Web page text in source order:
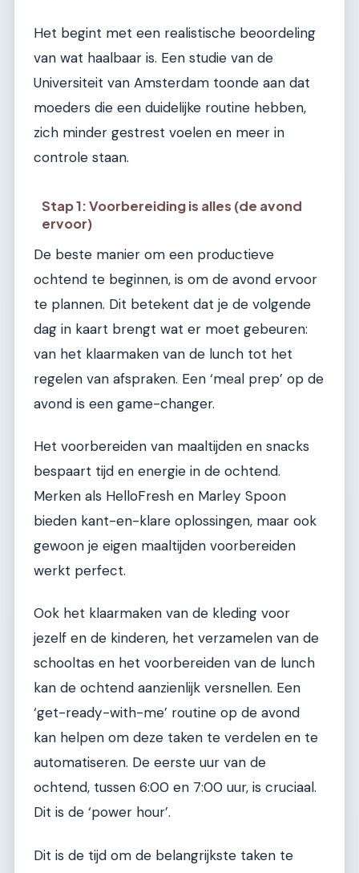
Het begint met een realistische beoordeling
van wat haalbaar is. Een studie van de
Universiteit van Amsterdam toonde aan dat
moeders die een duidelijke routine hebben,
zich minder gestrest voelen en meer in
controle staan.
Stap 1: Voorbereiding is alles (de avond
ervoor)
De beste manier om een productieve
ochtend te beginnen, is om de avond ervoor
te plannen. Dit betekent dat je de volgende
dag in kaart brengt wat er moet gebeuren:
van het klaarmaken van de lunch tot het
regelen van afspraken. Een ‘meal prep’ op de
avond is een game-changer.
Het voorbereiden van maaltijden en snacks
bespaart tijd en energie in de ochtend.
Merken als HelloFresh en Marley Spoon
bieden kant-en-klare oplossingen, maar ook
gewoon je eigen maaltijden voorbereiden
werkt perfect.
Ook het klaarmaken van de kleding voor
jezelf en de kinderen, het verzamelen van de
schooltas en het voorbereiden van de lunch
kan de ochtend aanzienlijk versnellen. Een
‘get-ready-with-me’ routine op de avond
kan helpen om deze taken te verdelen en te
automatiseren. De eerste uur van de
ochtend, tussen 6:00 en 7:00 uur, is cruciaal.
Dit is de ‘power hour’.
Dit is de tijd om de belangrijkste taken te